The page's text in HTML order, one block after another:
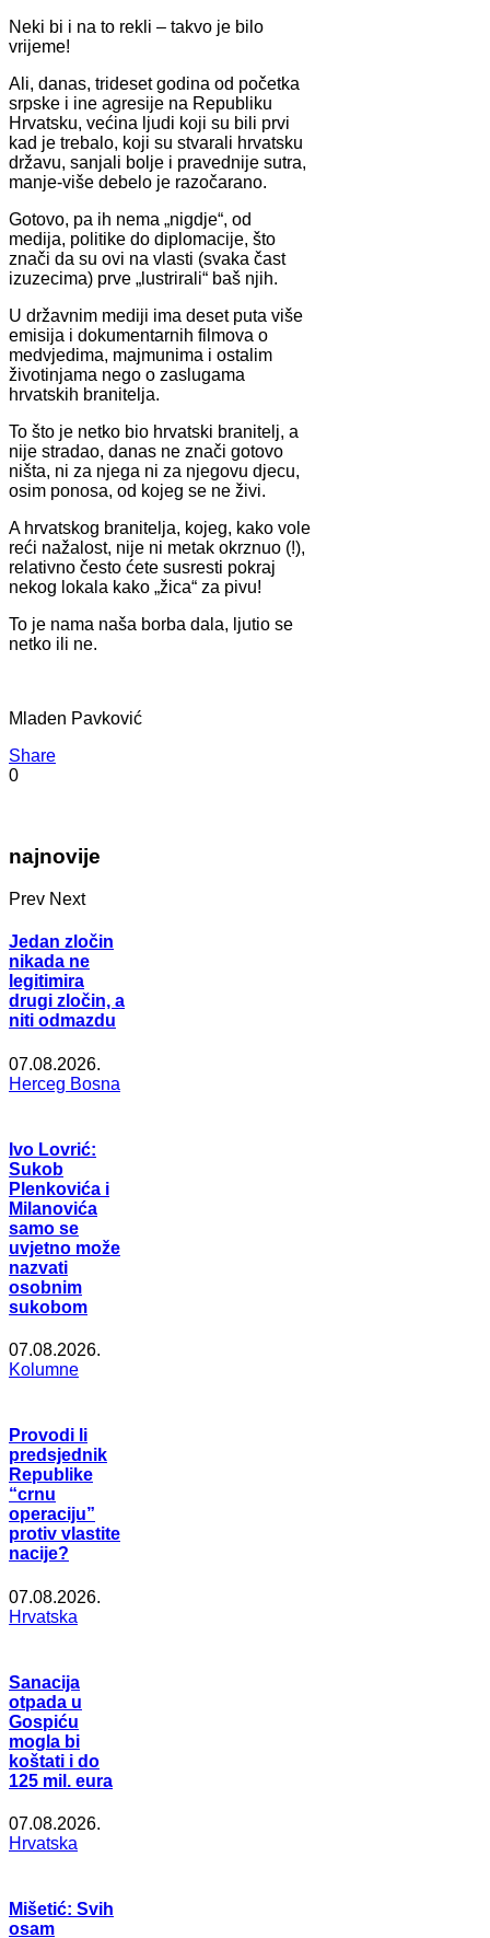
Neki bi i na to rekli – takvo je bilo
vrijeme!
Ali, danas, trideset godina od početka
srpske i ine agresije na Republiku
Hrvatsku, većina ljudi koji su bili prvi
kad je trebalo, koji su stvarali hrvatsku
državu, sanjali bolje i pravednije sutra,
manje-više debelo je razočarano.
Gotovo, pa ih nema „nigdje“, od
medija, politike do diplomacije, što
znači da su ovi na vlasti (svaka čast
izuzecima) prve „lustrirali“ baš njih.
U državnim mediji ima deset puta više
emisija i dokumentarnih filmova o
medvjedima, majmunima i ostalim
životinjama nego o zaslugama
hrvatskih branitelja.
To što je netko bio hrvatski branitelj, a
nije stradao, danas ne znači gotovo
ništa, ni za njega ni za njegovu djecu,
osim ponosa, od kojeg se ne živi.
A hrvatskog branitelja, kojeg, kako vole
reći nažalost, nije ni metak okrznuo (!),
relativno često ćete susresti pokraj
nekog lokala kako „žica“ za pivu!
To je nama naša borba dala, ljutio se
netko ili ne.
Mladen Pavković
Share
0
najnovije
Prev Next
Jedan zločin
nikada ne
legitimira
drugi zločin, a
niti odmazdu
07.08.2026.
Herceg Bosna
Ivo Lovrić:
Sukob
Plenkovića i
Milanovića
samo se
uvjetno može
nazvati
osobnim
sukobom
07.08.2026.
Kolumne
Provodi li
predsjednik
Republike
“crnu
operaciju”
protiv vlastite
nacije?
07.08.2026.
Hrvatska
Sanacija
otpada u
Gospiću
mogla bi
koštati i do
125 mil. eura
07.08.2026.
Hrvatska
Mišetić: Svih
osam